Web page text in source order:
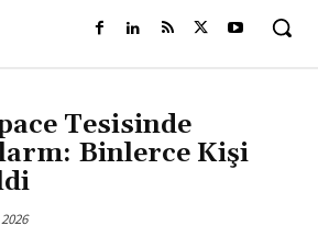
Tesisinde
Binlerce Kişi